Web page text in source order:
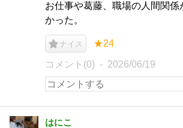
お仕事や葛藤、職場の人間関係
かった。
ナイス ★24
コメント(0) 2026/06/19
はにこ